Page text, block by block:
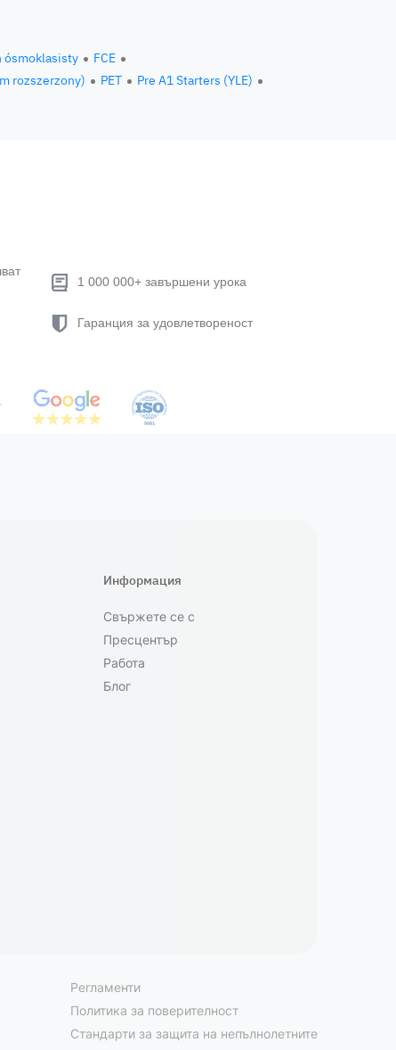
ósmoklasisty
FCE
rozszerzony) PET
Pre A1 Starters (YLE)
1 000 000+ завършени урока
Гаранция за удовлетвореност
Информация
Свържете се с
Пресцентър
Работа
Блог
Регламенти
Политика за поверителност
Стандарти за защита на непълнолетните